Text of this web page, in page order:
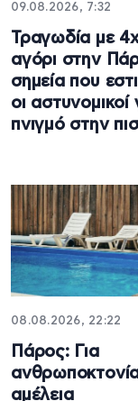
09.08.2026, 7:32
Τραγωδία με
αγόρι στην
σημεία που
οι αστυνομικοί
πνιγμό στην
08.08.2026, 22:22
Πάρος: Για
αμέλεια